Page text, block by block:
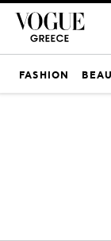
FASHION